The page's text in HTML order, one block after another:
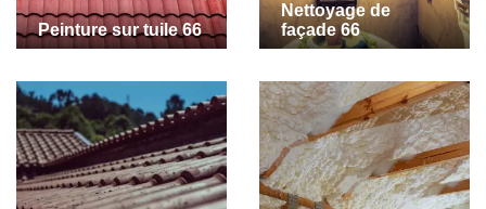
Peinture sur tuile 66
Nettoyage de
façade 66